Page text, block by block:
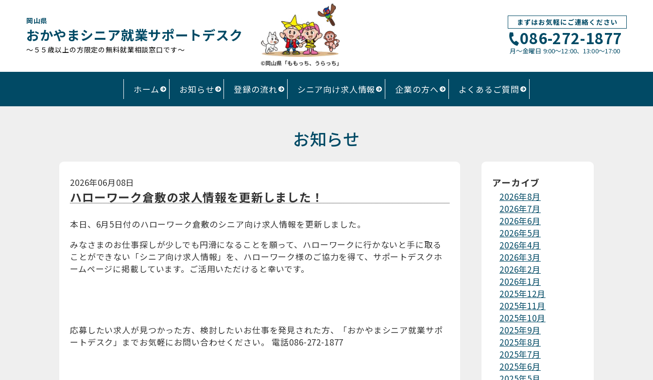
岡山県
おかやまシニア就業サポートデスク
～５５歳以上の方限定の無料就業相談窓口です～
まずはお気軽にご連絡ください
086-272-1877
月〜金曜日 9:00～12:00、13:00〜17:00
ホーム お知らせ 登録の流れ シニア向け求人情報 企業の方へ よくあるご質問
お知らせ
2026年06月08日
ハローワーク倉敷の求人情報を更新しました！
本日、6月5日付のハローワーク倉敷のシニア向け求人情報を更新しました。
みなさまのお仕事探しが少しでも円滑になることを願って、ハローワークに行かないと手に取る
ことができない「シニア向け求人情報」を、ハローワーク様のご協力を得て、サポートデスクホ
ームページに掲載しています。ご活用いただけると幸いです。
応募したい求人が見つかった方、検討したいお仕事を発見された方、「おかやまシニア就業サポ
ートデスク」までお気軽にお問い合わせください。 電話086-272-1877
アーカイブ
2026年8月
2026年7月
2026年6月
2026年5月
2026年4月
2026年3月
2026年2月
2026年1月
2025年12月
2025年11月
2025年10月
2025年9月
2025年8月
2025年7月
2025年6月